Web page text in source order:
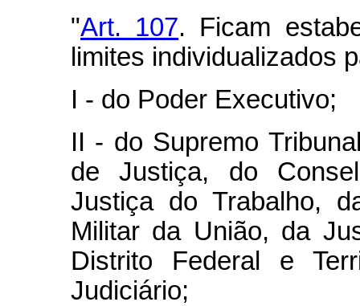
"Art. 107. Ficam
limites individualizados
I - do Poder Executivo;
II - do Supremo
de Justiça, do
Justiça do Trabalho,
Militar da União, da
Distrito Federal e
Judiciário;